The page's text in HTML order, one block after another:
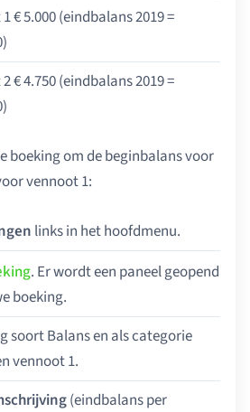
€ 5.000 (eindbalans 2019 =
€ 4.750 (eindbalans 2019 =
boeking om de beginbalans voor
vennoot 1:
links in het hoofdmenu.
. Er wordt een paneel geopend
boeking.
soort Balans en als categorie
vennoot 1.
(eindbalans per